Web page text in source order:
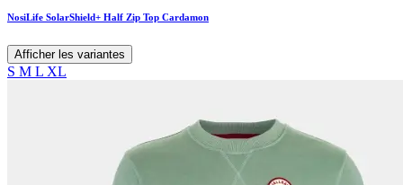
NosiLife SolarShield+ Half Zip Top Cardamon
Afficher les variantes
S M L XL